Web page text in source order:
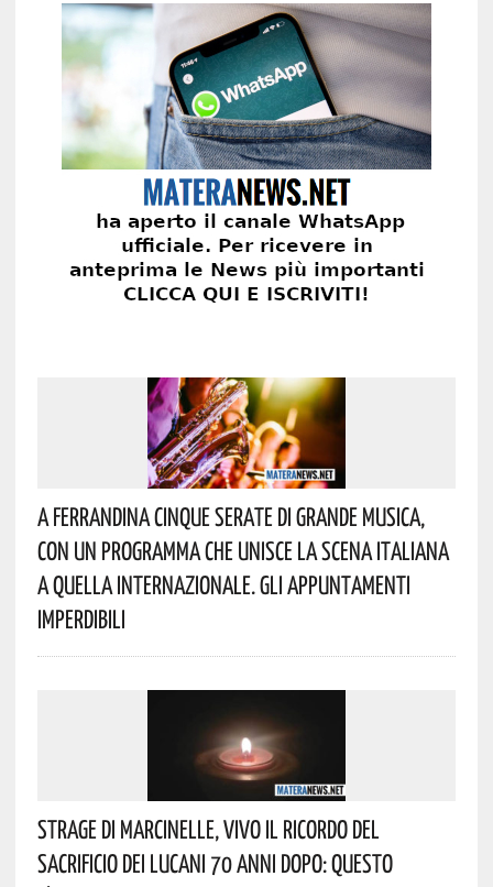
A Ferrandina Cinque Serate Di Grande Musica,
Con Un Programma Che Unisce La Scena Italiana
A Quella Internazionale. Gli Appuntamenti
Imperdibili
Strage Di Marcinelle, Vivo Il Ricordo Del
Sacrificio Dei Lucani 70 Anni Dopo: Questo